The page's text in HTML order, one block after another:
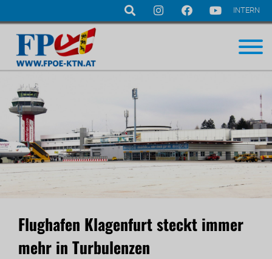
Navigation
überspringen
INTERN
Flughafen Klagenfurt steckt immer
mehr in Turbulenzen